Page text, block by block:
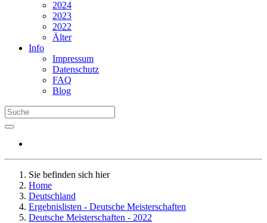
2024
2023
2022
Älter
Info
Impressum
Datenschutz
FAQ
Blog
Sie befinden sich hier
Home
Deutschland
Ergebnislisten - Deutsche Meisterschaften
Deutsche Meisterschaften - 2022